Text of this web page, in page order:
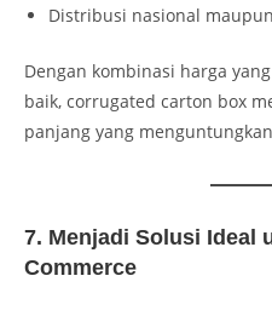
Distribusi nasional
Dengan kombinasi harga
baik, corrugated carton box
panjang yang
7. Menjadi Solusi Ideal
Commerce